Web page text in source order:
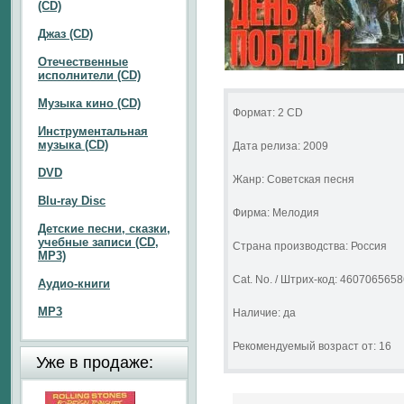
Формат: 2 CD
Дата релиза: 2009
Жанр: Советская песня
Фирма: Мелодия
Страна производства: Россия
Cat. No. / Штрих-код:
Наличие: да
Рекомендуемый возраст от: 16
(CD)
Джаз (CD)
Отечественные
исполнители (CD)
Музыка кино (CD)
Инструментальная
музыка (CD)
DVD
Blu-ray Disc
Детские песни, сказки,
учебные записи (CD,
MP3)
Аудио-книги
MP3
Уже в продаже: